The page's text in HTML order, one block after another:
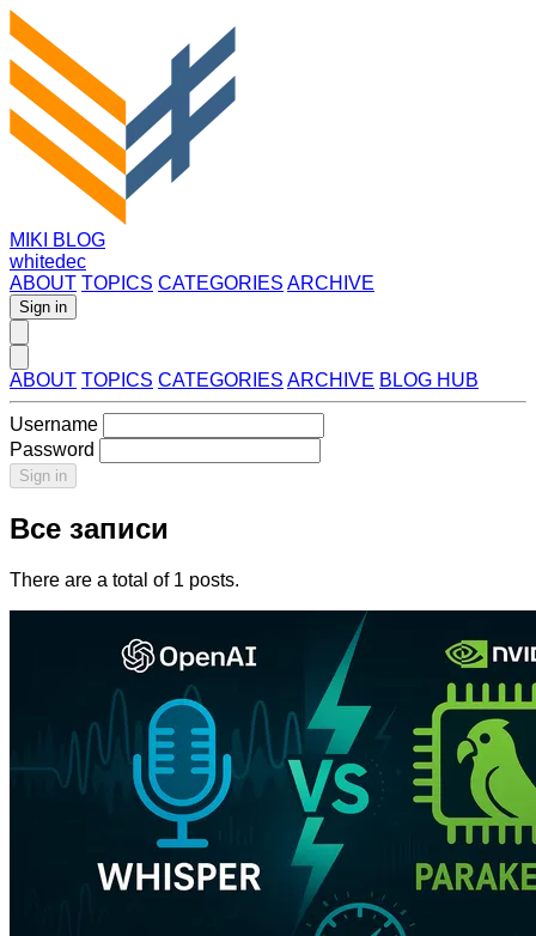
MIKI BLOG
whitedec
ABOUT TOPICS CATEGORIES ARCHIVE
Sign in
ABOUT TOPICS CATEGORIES ARCHIVE BLOG HUB
Username
Password
Sign in
Все записи
There are a total of 1 posts.